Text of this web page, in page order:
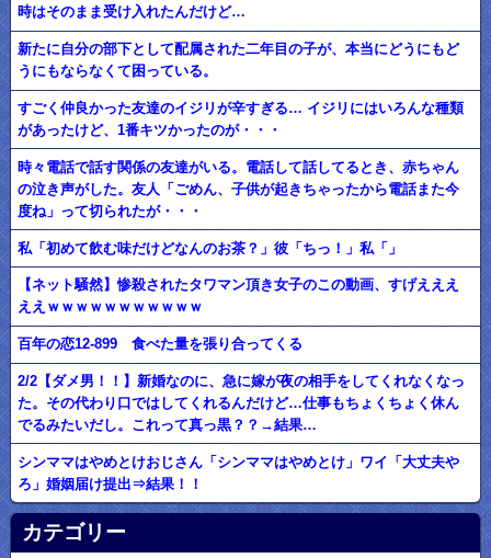
時はそのまま受け入れたんだけど…
新たに自分の部下として配属された二年目の子が、本当にどうにもど
うにもならなくて困っている。
すごく仲良かった友達のイジリが辛すぎる… イジリにはいろんな種類
があったけど、1番キツかったのが・・・
時々電話で話す関係の友達がいる。電話して話してるとき、赤ちゃん
の泣き声がした。友人「ごめん、子供が起きちゃったから電話また今
度ね」って切られたが・・・
私「初めて飲む味だけどなんのお茶？」彼「ちっ！」私「」
【ネット騒然】惨殺されたタワマン頂き女子のこの動画、すげえええ
ええｗｗｗｗｗｗｗｗｗｗｗ
百年の恋12-899 食べた量を張り合ってくる
2/2【ダメ男！！】新婚なのに、急に嫁が夜の相手をしてくれなくなっ
た。その代わり口ではしてくれるんだけど…仕事もちょくちょく休ん
でるみたいだし。これって真っ黒？？→結果…
シンママはやめとけおじさん「シンママはやめとけ」ワイ「大丈夫や
ろ」婚姻届け提出⇒結果！！
カテゴリー